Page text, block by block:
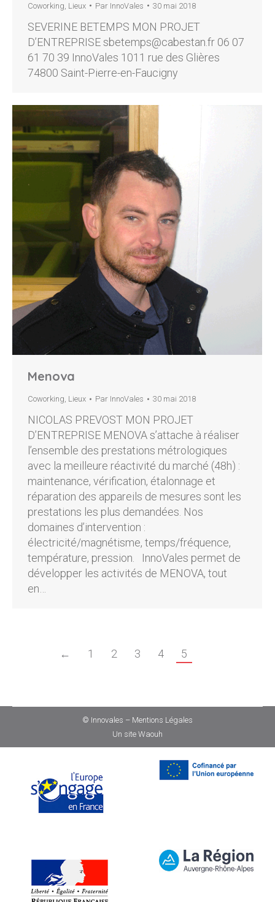
Coworking Lieux Par InnoVales 30 mai 2018
SEVERINE BETEMPS MON PROJET
D’ENTREPRISE sbetemps@cabestan.fr 06 07
61 70 39 InnoVales 1011 rue des Glières
74800 Saint-Pierre-en-Faucigny
Menova
Coworking, Lieux Par InnoVales 30 mai 2018
NICOLAS PREVOST MON PROJET
D’ENTREPRISE MENOVA s’attache à réaliser
l’ensemble des prestations métrologiques
avec la meilleure réactivité du marché (48h) :
maintenance, vérification, étalonnage et
réparation des appareils de mesures sont les
prestations les plus demandées. Nos
domaines d’intervention :
électricité/magnétisme, temps/fréquence,
température, pression. InnoVales permet de
développer les activités de MENOVA, tout
en…
← 1 2 3 4 5
© Innovales – Mentions Légales
Un site Waouh